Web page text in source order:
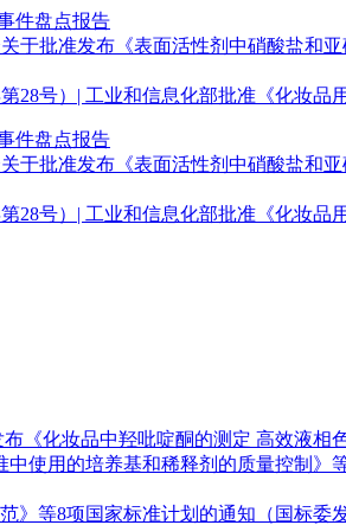
件盘点报告
于批准发布《表面活性剂中硝酸盐和
28号）| 工业和信息化部批准《化妆品
件盘点报告
于批准发布《表面活性剂中硝酸盐和
28号）| 工业和信息化部批准《化妆品
《化妆品中羟吡啶酮的测定 高效液
使用的培养基和稀释剂的质量控制
等8项国家标准计划的通知（国标委发